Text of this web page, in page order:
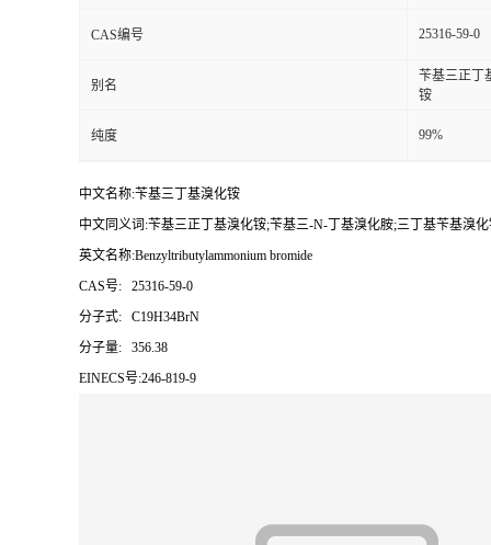
CAS编号 25316-59-0
别名
苄基三正丁
铵
纯度 99%
中文名称:苄基三丁基溴化铵
中文同义词:苄基三正丁基溴化铵;苄基三-N-丁基溴化胺;三丁基苄基溴
英文名称:Benzyltributylammonium bromide
CAS号:
25316-59-0
分子式:
C19H34BrN
分子量:
356.38
EINECS号:246-819-9